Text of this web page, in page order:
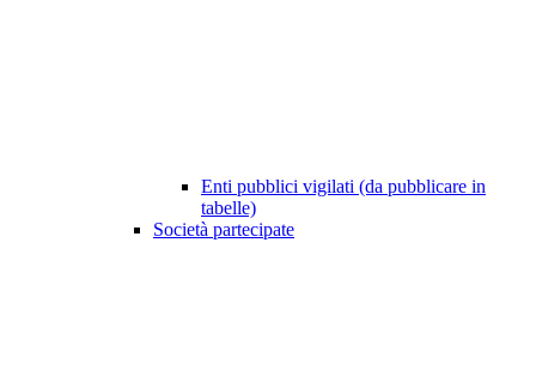
Enti pubblici vigilati (da pubblicare in
tabelle)
Società partecipate